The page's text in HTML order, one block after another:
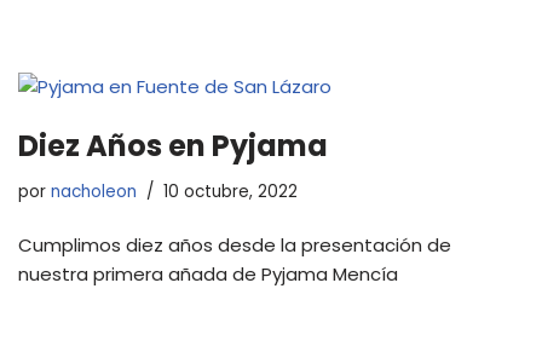
Diez Años en Pyjama
por nacholeon 10 octubre, 2022
Cumplimos diez años desde la presentación de
nuestra primera añada de Pyjama Mencía